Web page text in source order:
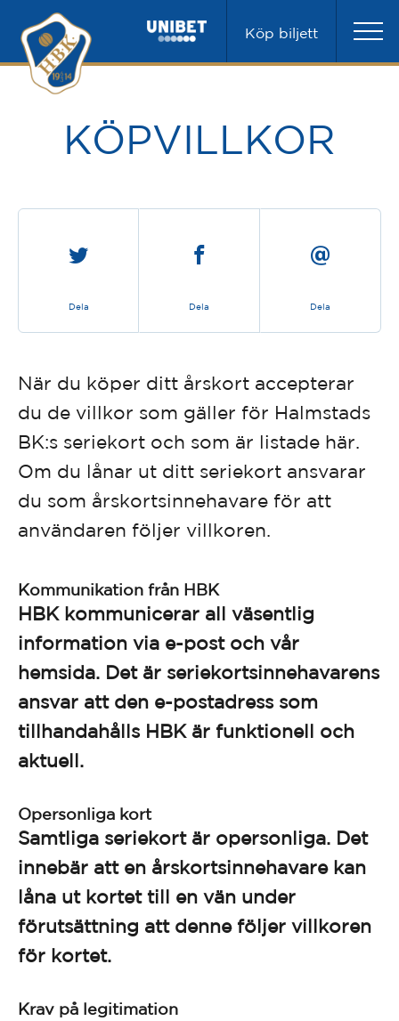
Köp biljett
KÖPVILLKOR
Dela Dela Dela
När du köper ditt årskort accepterar
du de villkor som gäller för Halmstads
BK:s seriekort och som är listade här.
Om du lånar ut ditt seriekort ansvarar
du som årskortsinnehavare för att
användaren följer villkoren.
Kommunikation från HBK
HBK kommunicerar all väsentlig
information via e-post och vår
hemsida. Det är seriekortsinnehavarens
ansvar att den e-postadress som
tillhandahålls HBK är funktionell och
aktuell.
Opersonliga kort
Samtliga seriekort är opersonliga. Det
innebär att en årskortsinnehavare kan
låna ut kortet till en vän under
förutsättning att denne följer villkoren
för kortet.
Krav på legitimation